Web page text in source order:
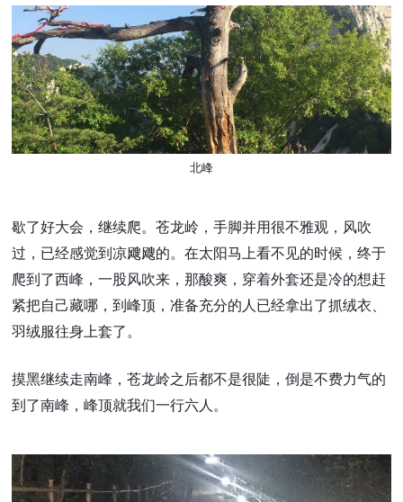
北峰
歇了好大会，继续爬。苍龙岭，手脚并用很不雅观，风吹
过，已经感觉到凉飕飕的。在太阳马上看不见的时候，终于
爬到了西峰，一股风吹来，那酸爽，穿着外套还是冷的想赶
紧把自己藏哪，到峰顶，准备充分的人已经拿出了抓绒衣、
羽绒服往身上套了。
摸黑继续走南峰，苍龙岭之后都不是很陡，倒是不费力气的
到了南峰，峰顶就我们一行六人。